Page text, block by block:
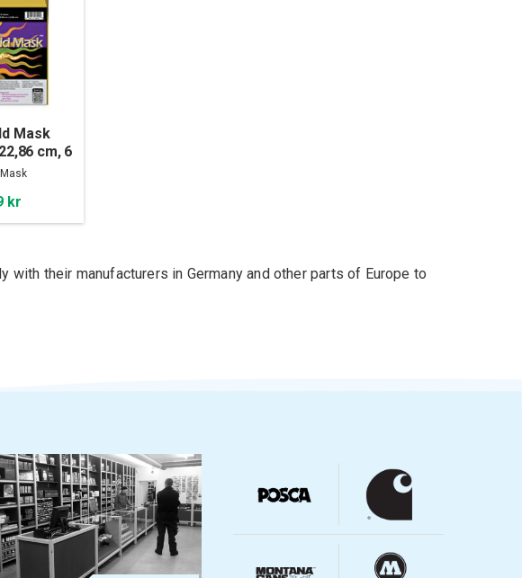
Mask
cm, 6
kr
their manufacturers in Germany and other parts of Europe to